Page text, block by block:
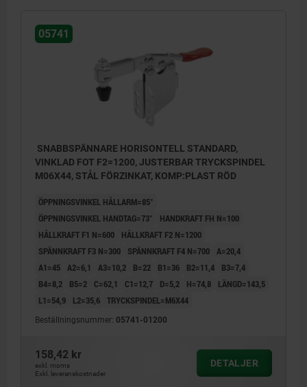
05741
SNABBSPÄNNARE HORISONTELL STANDARD,
VINKLAD FOT F2=1200, JUSTERBAR TRYCKSPINDEL
M06X44, STÅL FÖRZINKAT, KOMP:PLAST RÖD
ÖPPNINGSVINKEL HÅLLARM=85°
ÖPPNINGSVINKEL HANDTAG=73°
HANDKRAFT FH N=100
HÅLLKRAFT F1 N=600
HÅLLKRAFT F2 N=1200
SPÄNNKRAFT F3 N=300
SPÄNNKRAFT F4 N=700 A=20,4
A1=45 A2=6,1 A3=10,2 B=22 B1=36 B2=11,4
B3=7,4
B4=8,2
B5=2 C=62,1 C1=12,7 D=5,2 H=74,8
LÄNGD=143,5
L1=54,9
L2=35,6 TRYCKSPINDEL=M6X44
Beställningsnummer: 05741-01200
158,42 kr
exkl. moms
Exkl. leveranskostnader
DETALJER